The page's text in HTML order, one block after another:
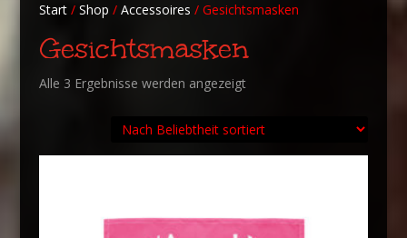
Start/ Shop / Accessoires / Gesichtsmasken
Gesichtsmasken
Alle 3 Ergebnisse werden angezeigtNach
sortiert